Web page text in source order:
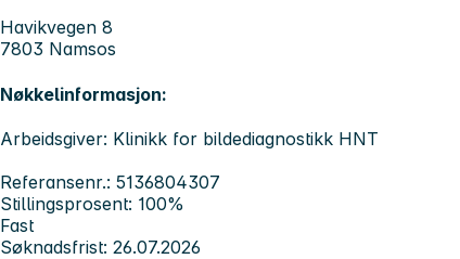
Havikvegen 8
7803 Namsos
Nøkkelinformasjon:
Arbeidsgiver: Klinikk for bildediagnostikk HNT
Referansenr.: 5136804307
Stillingsprosent: 100%
Fast
Søknadsfrist: 26.07.2026